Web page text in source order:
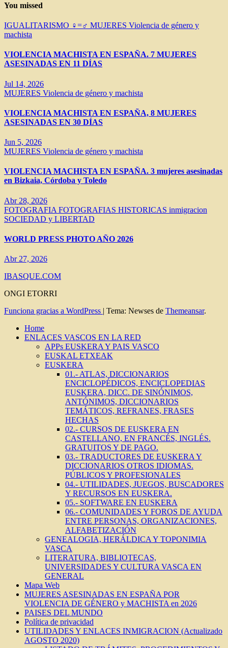
You missed
IGUALITARISMO ♀=♂ MUJERES Violencia de género y
machista
VIOLENCIA MACHISTA EN ESPAÑA. 7 MUJERES
ASESINADAS EN 11 DÍAS
Jul 14, 2026
MUJERES Violencia de género y machista
VIOLENCIA MACHISTA EN ESPAÑA, 8 MUJERES
ASESINADAS EN 30 DÍAS
Jun 5, 2026
MUJERES Violencia de género y machista
VIOLENCIA MACHISTA EN ESPAÑA. 3 mujeres asesinadas
en Bizkaia, Córdoba y Toledo
Abr 28, 2026
FOTOGRAFIA FOTOGRAFIAS HISTORICAS inmigracion
SOCIEDAD y LIBERTAD
WORLD PRESS PHOTO AÑO 2026
Abr 27, 2026
IBASQUE.COM
ONGI ETORRI
Funciona gracias a WordPress | Tema: Newses de Themeansar.
Home
ENLACES VASCOS EN LA RED
APPs EUSKERA Y PAIS VASCO
EUSKAL ETXEAK
EUSKERA
01.- ATLAS, DICCIONARIOS
ENCICLOPÉDICOS, ENCICLOPEDIAS
EUSKERA, DICC. DE SINÓNIMOS,
ANTÓNIMOS, DICCIONARIOS
TEMÁTICOS, REFRANES, FRASES
HECHAS
02.- CURSOS DE EUSKERA EN
CASTELLANO, EN FRANCÉS, INGLÉS.
GRATUITOS Y DE PAGO.
03.- TRADUCTORES DE EUSKERA Y
DICCIONARIOS OTROS IDIOMAS.
PÚBLICOS Y PROFESIONALES
04.- UTILIDADES, JUEGOS, BUSCADORES
Y RECURSOS EN EUSKERA.
05.- SOFTWARE EN EUSKERA
06.- COMUNIDADES Y FOROS DE AYUDA
ENTRE PERSONAS, ORGANIZACIONES,
ALFABETIZACIÓN
GENEALOGIA, HERÁLDICA Y TOPONIMIA
VASCA
LITERATURA, BIBLIOTECAS,
UNIVERSIDADES Y CULTURA VASCA EN
GENERAL
Mapa Web
MUJERES ASESINADAS EN ESPAÑA POR
VIOLENCIA DE GÉNERO y MACHISTA en 2026
PAISES DEL MUNDO
Política de privacidad
UTILIDADES Y ENLACES INMIGRACION (Actualizado
AGOSTO 2020)